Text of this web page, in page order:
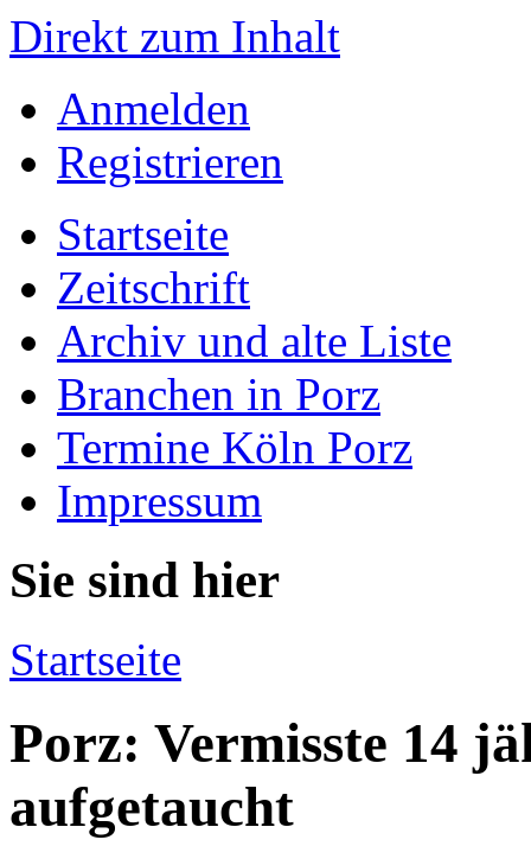
Direkt zum Inhalt
Anmelden
Registrieren
Startseite
Zeitschrift
Archiv und alte Liste
Branchen in Porz
Termine Köln Porz
Impressum
Sie sind hier
Startseite
Porz: Vermisste 14
aufgetaucht